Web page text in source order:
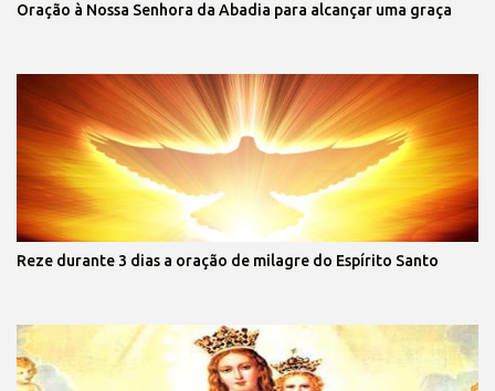
Oração à Nossa Senhora da Abadia para alcançar uma graça
Reze durante 3 dias a oração de milagre do Espírito Santo